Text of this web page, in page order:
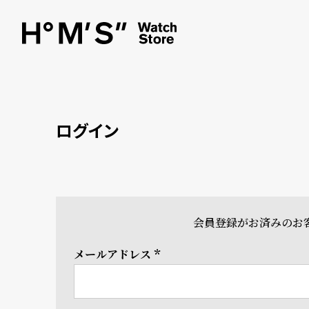
ログイン
会員登録がお済みのお
メールアドレス
(必